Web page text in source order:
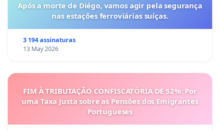
Após a morte de Diégo, vamos agir pela segurança
nas estações ferroviárias suíças.
3 194 assinaturas
13 May 2026
FIM À TRIBUTAÇÃO CONFISCATÓRIA DE 52%: Por
uma Taxa Justa sobre as Pensões dos Emigrantes
Portugueses